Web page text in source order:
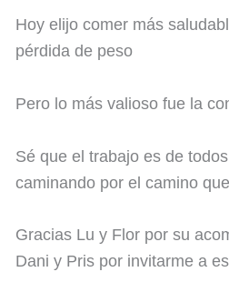
Hoy elijo comer más
pérdida de peso
Pero lo más valioso fue la
Sé que el trabajo es de
caminando por el camino
Gracias Lu y Flor por su
Dani y Pris por invitarme a